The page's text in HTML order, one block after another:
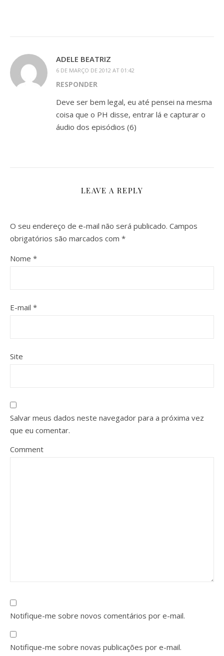
ADELE BEATRIZ
6 DE MARÇO DE 2012 AT 01:42
RESPONDER
Deve ser bem legal, eu até pensei na mesma
coisa que o PH disse, entrar lá e capturar o
áudio dos episódios (6)
LEAVE A REPLY
O seu endereço de e-mail não será publicado. Campos
obrigatórios são marcados com *
Nome *
E-mail *
Site
Salvar meus dados neste navegador para a próxima vez
que eu comentar.
Comment
Notifique-me sobre novos comentários por e-mail.
Notifique-me sobre novas publicações por e-mail.